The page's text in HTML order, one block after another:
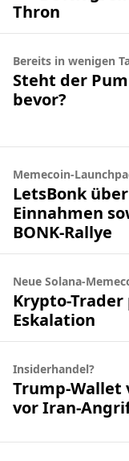
Thron
Bereits in wenigen
Steht der
bevor?
Memecoin-
LetsBonk
Einnahmen
BONK-Rallye
Neue Solana-
Krypto-
Eskalation
Insiderhandel?
Trump-Wallet
vor Iran-